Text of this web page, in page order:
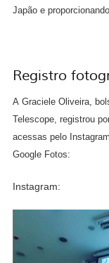
Japão e
Registro
A Graciele Oliveira,
Telescope, registrou
acessas pelo
Google Fotos:
Instagram: